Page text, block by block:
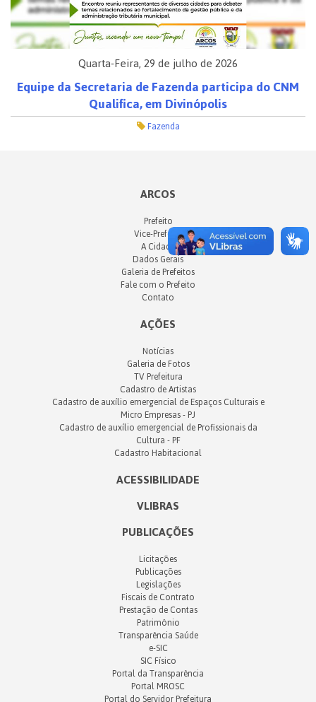
Quarta-Feira, 29 de julho de 2026
Equipe da Secretaria de Fazenda participa do CNM
Qualifica, em Divinópolis
Fazenda
ARCOS
Prefeito
Vice-Prefeito
A Cidade
Dados Gerais
Galeria de Prefeitos
Fale com o Prefeito
Contato
AÇÕES
Notícias
Galeria de Fotos
TV Prefeitura
Cadastro de Artistas
Cadastro de auxílio emergencial de Espaços Culturais e
Micro Empresas - PJ
Cadastro de auxílio emergencial de Profissionais da
Cultura - PF
Cadastro Habitacional
ACESSIBILIDADE
VLIBRAS
PUBLICAÇÕES
Licitações
Publicações
Legislações
Fiscais de Contrato
Prestação de Contas
Patrimônio
Transparência Saúde
e-SIC
SIC Físico
Portal da Transparência
Portal MROSC